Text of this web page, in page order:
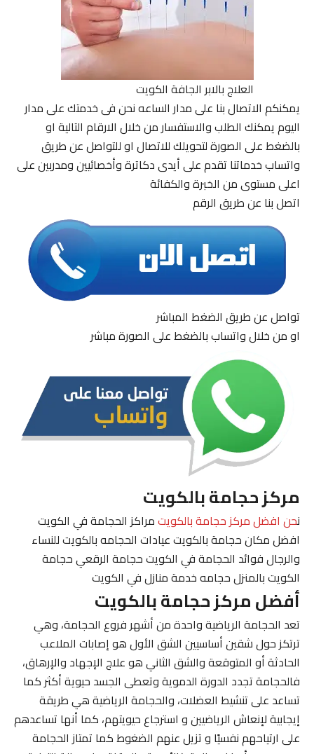
العلاج بالابر الجافة الكويت
يمكنكم الاتصال بنا على مدار الساعه نحن فى خدمتك على مدار
اليوم يمكنك الطلب والاستفسار من خلال الارقام التالية او
بالضغط على الصورة لتحويلك للاتصال او للتواصل عن طريق
واتساب خدماتنا تقدم على أيدى دكاترة وأخصائيين ومدربين على
اعلى مستوى من الخبرة والكفائة
اتصل بنا عن طريق الرقم
تواصل عن طريق الضغط المباشر
او من خلال واتساب بالضغط على الصورة مباشر
مركز حجامة بالكويت
حن افضل مركز حجامة بالكويتمراكز الحجامة في الكويت
افضل مكان حجامة بالكويت عيادات الحجامه بالكويت للنساء
والرجال فوائد الحجامة في الكويت حجامة الرقعي حجامة
الكويت بالمنزل حجامه خدمة منازل في الكويت
أفضل مركز حجامة بالكويت
تعد الحجامة الرياضية واحدة من أشهر فروع الحجامة، وهي
ترتكز حول شقين أساسيين الشق الأول هو إصابات الملاعب
الحادثة أو المتوقعة والشق الثاني هو علاج الإجهاد والإرهاق،
فالحجامة تجدد الدورة الدموية وتعطى الجسد حيوية أكثر كما
تساعد على تنشيط العضلات، والحجامة الرياضية هي طريقة
إيجابية لإنعاش الرياضيين و استرجاع حيويتهم، كما أنها تساعدهم
على ارتياحهم نفسيًا و تزيل عنهم الضغوط كما تمتاز الحجامة